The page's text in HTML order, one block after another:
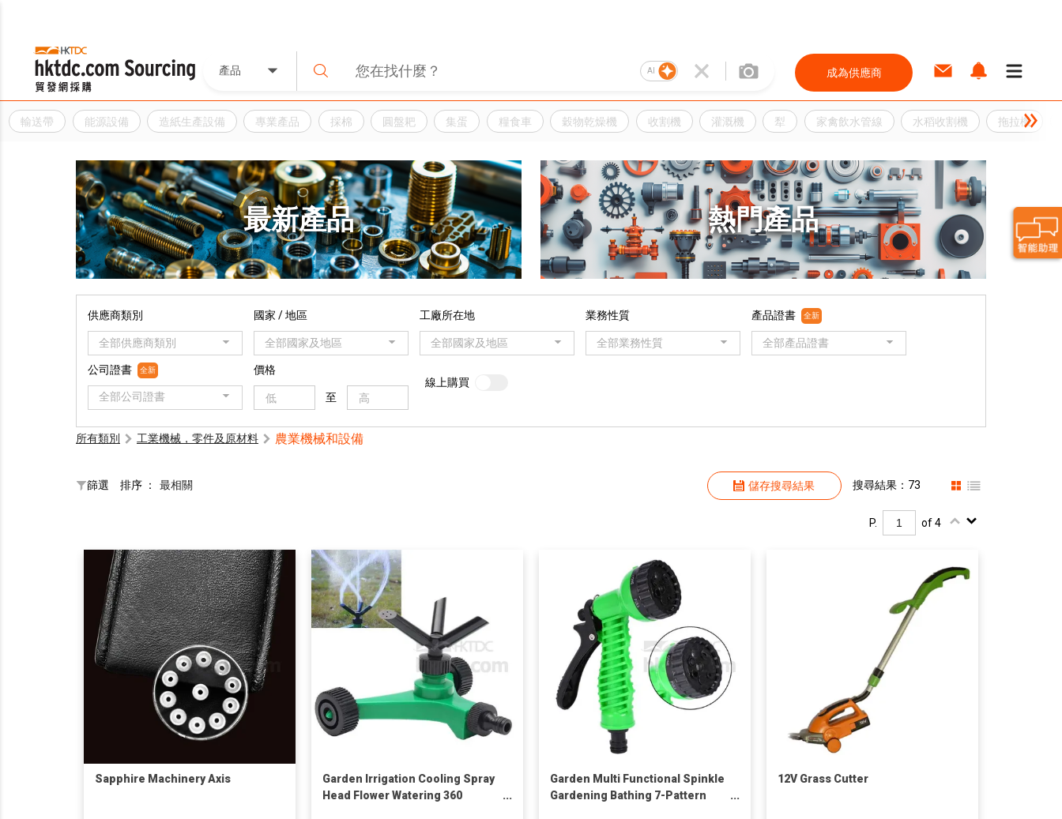
產品 AI 成為供應商
輸送帶 能源設備 造紙生產設備 專業產品 採棉 圓盤耙 集蛋 糧食車 穀物乾燥機 收割機 灌溉機 犁 家禽飲水管線 水稻收割機 拖拉機
最新產品 熱門產品
供應商類別
全部供應商類別
國家 / 地區
全部國家及地區
工廠所在地
全部國家及地區
業務性質
全部業務性質
產品證書 全新
全部產品證書
公司證書 全新
全部公司證書
價格
至
線上購買
所有類別 工業機械，零件及原材料 農業機械和設備
篩選 排序 ： 最相關 儲存搜尋結果 搜尋結果：73
P. of 4
Sapphire Machinery Axis
Garden Irrigation Cooling Spray
Head Flower Watering 360
Garden Multi Functional Spinkle
Gardening Bathing 7-Pattern
12V Grass Cutter